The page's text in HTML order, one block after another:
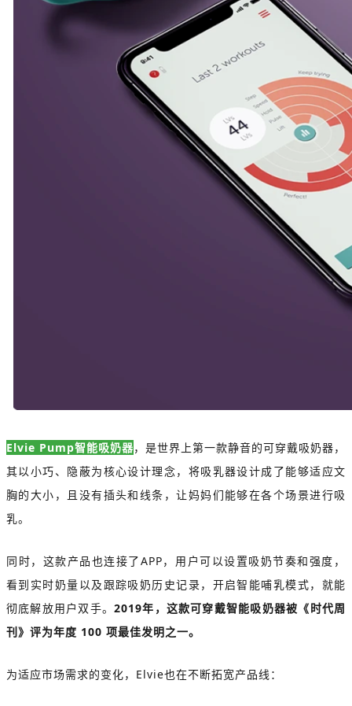
Elvie Pump智能吸奶器，是世界上第一款静音的可穿戴吸奶器，
其以小巧、隐蔽为核心设计理念，将吸乳器设计成了能够适应文
胸的大小，且没有插头和线条，让妈妈们能够在各个场景进行吸
乳。
同时，这款产品也连接了APP，用户可以设置吸奶节奏和强度，
看到实时奶量以及跟踪吸奶历史记录，开启智能哺乳模式，就能
彻底解放用户双手。2019年，这款可穿戴智能吸奶器被《时代周
刊》评为年度 100 项最佳发明之一。
为适应市场需求的变化，Elvie也在不断拓宽产品线：